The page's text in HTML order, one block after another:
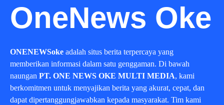
OneNews Oke
ONENEWSoke adalah situs berita terpercaya yang
memberikan informasi dalam satu genggaman. Di bawah
naungan PT. ONE NEWS OKE MULTI MEDIA, kami
berkomitmen untuk menyajikan berita yang akurat, cepat, dan
dapat dipertanggungjawabkan kepada masyarakat. Tim kami